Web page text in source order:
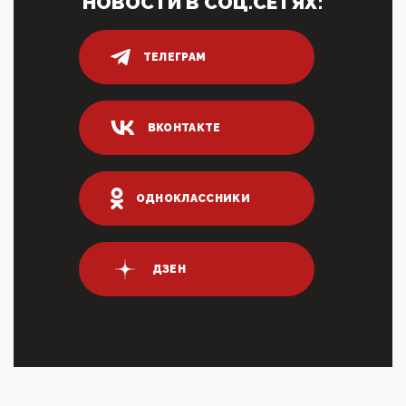
80% сирийцев в ФРГ должны вернуться на родину.
Он это ...
04:47, 10 Апреля 2026
ИНН для переводов по СБП это первый шаг из
логических двухЗаполнение ИНН при любых
переводах по ...
03:35, 10 Апреля 2026
Суммарное вознаграждение менеджменту в 15
крупных банках по итогам 2025 года превысило 63
млрд руб. ...
Террорист и убийца Буданов вальяжно сообщил,
что союзники просили Киев не наносить удары по
энергети...
ТЕЛЕГРАМ
ВКОНТАКТЕ
ОДНОКЛАССНИКИ
ДЗЕН